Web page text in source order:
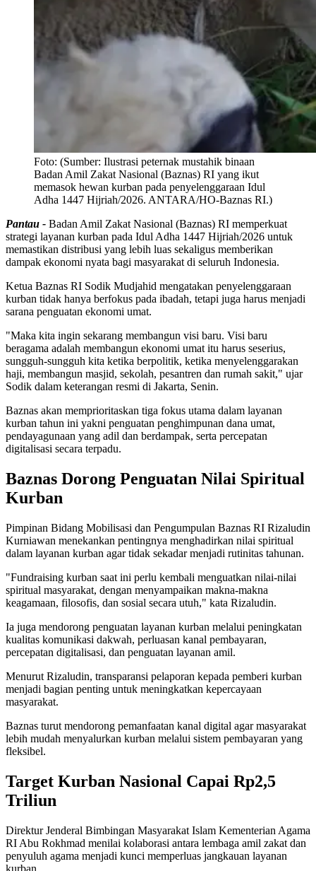
Foto: (Sumber: Ilustrasi peternak mustahik binaan
Badan Amil Zakat Nasional (Baznas) RI yang ikut
memasok hewan kurban pada penyelenggaraan Idul
Adha 1447 Hijriah/2026. ANTARA/HO-Baznas RI.)
Pantau - Badan Amil Zakat Nasional (Baznas) RI memperkuat
strategi layanan kurban pada Idul Adha 1447 Hijriah/2026 untuk
memastikan distribusi yang lebih luas sekaligus memberikan
dampak ekonomi nyata bagi masyarakat di seluruh Indonesia.
Ketua Baznas RI Sodik Mudjahid mengatakan penyelenggaraan
kurban tidak hanya berfokus pada ibadah, tetapi juga harus menjadi
sarana penguatan ekonomi umat.
"Maka kita ingin sekarang membangun visi baru. Visi baru
beragama adalah membangun ekonomi umat itu harus seserius,
sungguh-sungguh kita ketika berpolitik, ketika menyelenggarakan
haji, membangun masjid, sekolah, pesantren dan rumah sakit," ujar
Sodik dalam keterangan resmi di Jakarta, Senin.
Baznas akan memprioritaskan tiga fokus utama dalam layanan
kurban tahun ini yakni penguatan penghimpunan dana umat,
pendayagunaan yang adil dan berdampak, serta percepatan
digitalisasi secara terpadu.
Baznas Dorong Penguatan Nilai Spiritual
Kurban
Pimpinan Bidang Mobilisasi dan Pengumpulan Baznas RI Rizaludin
Kurniawan menekankan pentingnya menghadirkan nilai spiritual
dalam layanan kurban agar tidak sekadar menjadi rutinitas tahunan.
"Fundraising kurban saat ini perlu kembali menguatkan nilai-nilai
spiritual masyarakat, dengan menyampaikan makna-makna
keagamaan, filosofis, dan sosial secara utuh," kata Rizaludin.
Ia juga mendorong penguatan layanan kurban melalui peningkatan
kualitas komunikasi dakwah, perluasan kanal pembayaran,
percepatan digitalisasi, dan penguatan layanan amil.
Menurut Rizaludin, transparansi pelaporan kepada pemberi kurban
menjadi bagian penting untuk meningkatkan kepercayaan
masyarakat.
Baznas turut mendorong pemanfaatan kanal digital agar masyarakat
lebih mudah menyalurkan kurban melalui sistem pembayaran yang
fleksibel.
Target Kurban Nasional Capai Rp2,5
Triliun
Direktur Jenderal Bimbingan Masyarakat Islam Kementerian Agama
RI Abu Rokhmad menilai kolaborasi antara lembaga amil zakat dan
penyuluh agama menjadi kunci memperluas jangkauan layanan
kurban.